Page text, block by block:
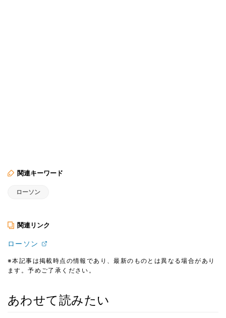
関連キーワード
ローソン
関連リンク
ローソン
※本記事は掲載時点の情報であり、最新のものとは異なる場合があり
ます。予めご了承ください。
あわせて読みたい